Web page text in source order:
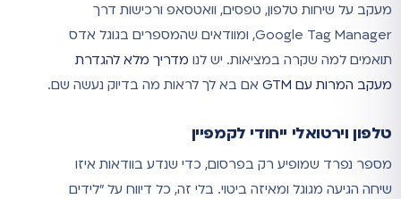
מעקב על שיחות טלפון, טפסים, וואטסאפ ורכישות דרך
Google Tag Manager, ומוודאים שהמספרים בגוגל אדס
תואמים למה שקרה במציאות. יש לנו מדריך מלא להגדרת
מעקב המרות עם GTM
אם בא לך לראות מה בדיוק נעשה שם.
טלפון וירטואלי ייחודי לקמפיין
מספר נפרד שמופיע רק בפרסום, כדי שנדע בוודאות איזו
שיחה הגיעה מגוגל ומאיזה ביטוי. בלי זה, כל דיווח על "לידים